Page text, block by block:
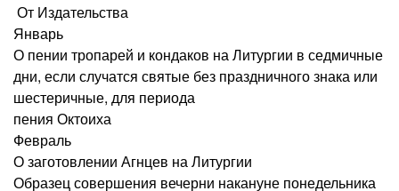
От Издательства
Январь
О пении тропарей и кондаков на Литургии в седмичные
дни, если случатся святые без праздничного знака или
шестеричные, для периода
пения Октоиха
Февраль
О заготовлении Агнцев на Литургии
Образец совершения вечерни накануне понедельника